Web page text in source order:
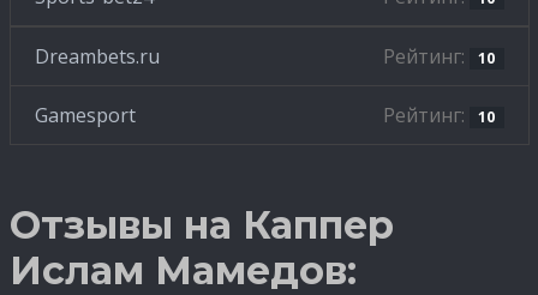
Dreambets.ru Рейтинг: 10
Gamesport Рейтинг: 10
Отзывы на Каппер
Ислам Мамедов: